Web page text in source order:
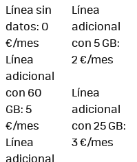
Línea sin
datos: 0
€/mes
Línea
adicional
con 60
GB: 5
€/mes
Línea
adicional
Línea
adicional
con 5 GB:
2 €/mes
Línea
adicional
con 25 GB:
3 €/mes